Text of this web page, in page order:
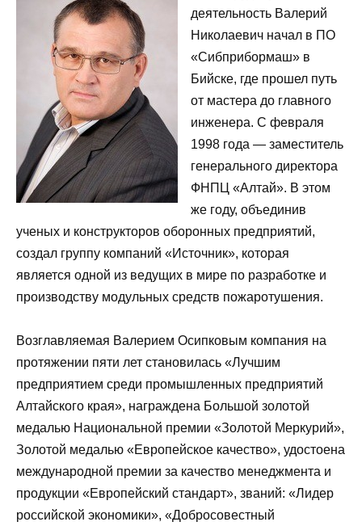
деятельность Валерий
Николаевич начал в ПО
«Сибприбормаш» в
Бийске, где прошел путь
от мастера до главного
инженера. С февраля
1998 года — заместитель
генерального директора
ФНПЦ «Алтай». В этом
же году, объединив
ученых и конструкторов оборонных предприятий,
создал группу компаний «Источник», которая
является одной из ведущих в мире по разработке и
производству модульных средств пожаротушения.
Возглавляемая Валерием Осипковым компания на
протяжении пяти лет становилась «Лучшим
предприятием среди промышленных предприятий
Алтайского края», награждена Большой золотой
медалью Национальной премии «Золотой Меркурий»,
Золотой медалью «Европейское качество», удостоена
международной премии за качество менеджмента и
продукции «Европейский стандарт», званий: «Лидер
российской экономики», «Добросовестный